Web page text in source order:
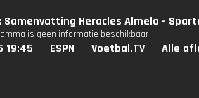
Samenvatting Heracles Almelo -
is geen informatie beschikbaar
19:45 ESPN Voetbal.TV Alle